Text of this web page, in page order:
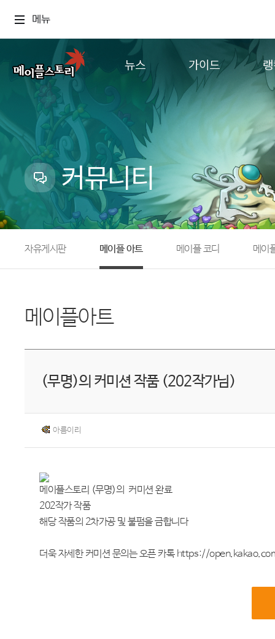
메뉴
뉴스
업데이트
이벤트
캐시샵 공지
메이플 알림판
with maple
가이드
추가정보
컨텐
커뮤니티
자유게시판 메이플 아트 메이플 코디 메이
메이플아트
(무명)의 커미션 작품 (202작가님)
아름이리
메이플스토리 (무명)의 커미션 완료
202작가 작품
해당 작품의 2차가공 및 불펌을 금합니다
더욱 자세한 커미션 문의는 오픈 카톡 https://